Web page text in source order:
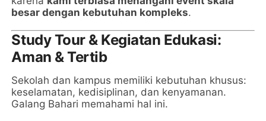
besar dengan kebutuhan kompleks.
Study Tour & Kegiatan Edukasi:
Aman & Tertib
Sekolah dan kampus memiliki kebutuhan khusus:
keselamatan, kedisiplinan, dan kenyamanan.
Galang Bahari memahami hal ini.